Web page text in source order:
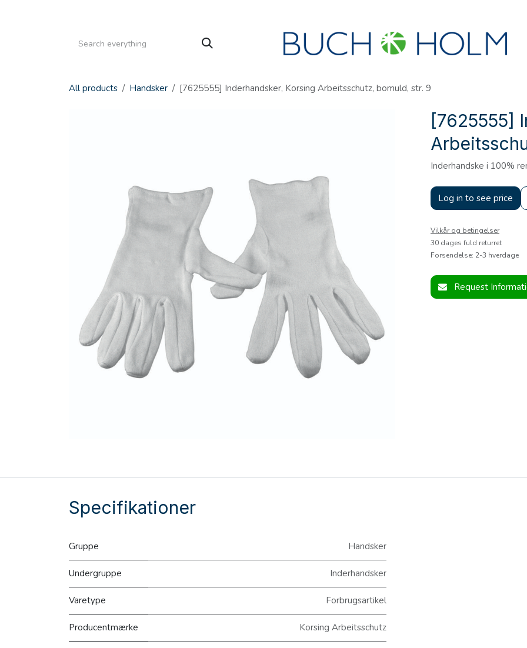
All products Handsker [7625555] Inderhandsker, Korsing Arbeitsschutz, bomuld, str. 9
[7625555]
Inderhandske i 100%
Log in to see price
Vilkår og betingelser
30 dages fuld returret
Forsendelse: 2-3 hverdage
Request
Specifikationer
Gruppe Handsker
Undergruppe Inderhandsker
Varetype Forbrugsartikel
Producentmærke Korsing Arbeitsschutz